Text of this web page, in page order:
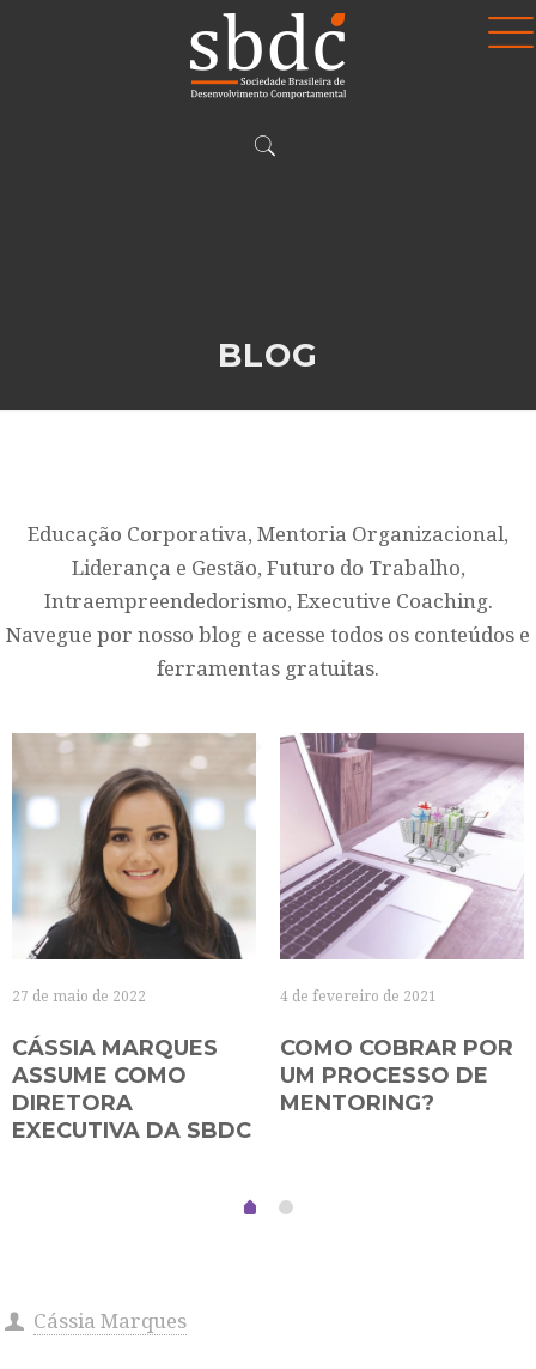
BLOG
Educação Corporativa, Mentoria Organizacional,
Liderança e Gestão, Futuro do Trabalho,
Intraempreendedorismo, Executive Coaching.
Navegue por nosso blog e acesse todos os conteúdos e
ferramentas gratuitas.
27 de maio de 2022
CÁSSIA MARQUES
ASSUME COMO
DIRETORA
EXECUTIVA DA SBDC
4 de fevereiro de 2021
COMO COBRAR POR
UM PROCESSO DE
MENTORING?
Cássia Marques